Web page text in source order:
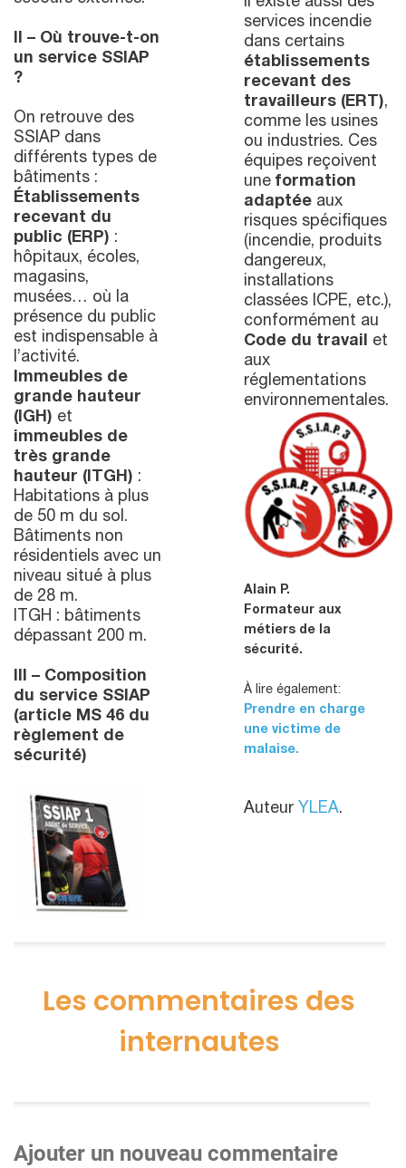
II – Où trouve-t-on
un service SSIAP
?
On retrouve des
SSIAP dans
différents types de
bâtiments :
Établissements
recevant du
public (ERP) :
hôpitaux, écoles,
magasins,
musées… où la
présence du public
est indispensable à
l’activité.
Immeubles de
grande hauteur
(IGH) et
immeubles de
très grande
hauteur (ITGH) :
Habitations à plus
de 50 m du sol.
Bâtiments non
résidentiels avec un
niveau situé à plus
de 28 m.
ITGH : bâtiments
dépassant 200 m.
III – Composition
du service SSIAP
(article MS 46 du
règlement de
sécurité)
services incendie
dans certains
établissements
recevant des
travailleurs (ERT),
comme les usines
ou industries. Ces
équipes reçoivent
une formation
adaptée aux
risques spécifiques
(incendie, produits
dangereux,
installations
classées ICPE, etc.),
conformément au
Code du travail et
aux
réglementations
environnementales.
Alain P.
Formateur aux
métiers de la
sécurité.
À lire également:
Prendre en charge
une victime de
malaise.
Auteur YLEA.
Les commentaires des
internautes
Ajouter un nouveau commentaire